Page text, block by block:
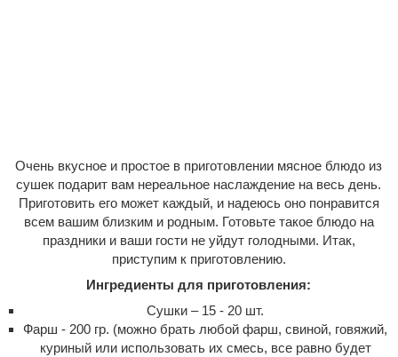
Очень вкусное и простое в приготовлении мясное блюдо из
сушек подарит вам нереальное наслаждение на весь день.
Приготовить его может каждый, и надеюсь оно понравится
всем вашим близким и родным. Готовьте такое блюдо на
праздники и ваши гости не уйдут голодными. Итак,
приступим к приготовлению.
Ингредиенты для приготовления:
Сушки – 15 - 20 шт.
Фарш - 200 гр. (можно брать любой фарш, свиной, говяжий,
куриный или использовать их смесь, все равно будет